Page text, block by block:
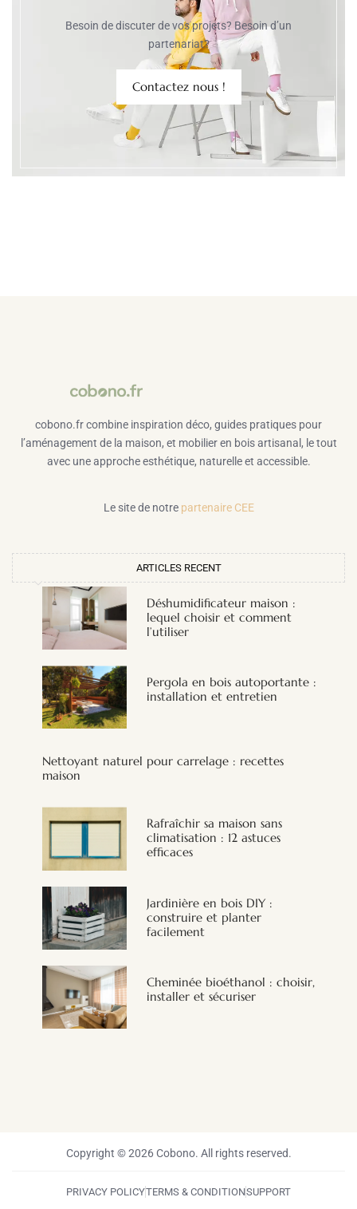
Besoin de discuter de vos projets? Besoin d’un
partenariat?
Contactez nous !
cobono.fr combine inspiration déco, guides pratiques pour
l’aménagement de la maison, et mobilier en bois artisanal, le tout
avec une approche esthétique, naturelle et accessible.
Le site de notre partenaire CEE
ARTICLES RECENT
Déshumidificateur maison :
lequel choisir et comment
l’utiliser
Pergola en bois autoportante :
installation et entretien
Nettoyant naturel pour carrelage : recettes
maison
Rafraîchir sa maison sans
climatisation : 12 astuces
efficaces
Jardinière en bois DIY :
construire et planter
facilement
Cheminée bioéthanol : choisir,
installer et sécuriser
Copyright © 2026 Cobono. All rights reserved.
PRIVACY POLICYTERMS & CONDITIONSUPPORT